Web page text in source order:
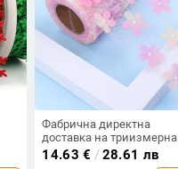
Фабрична директна
доставка на триизмерна
бродерия с
многоразмерен точков
14.63 € /28.61 лв